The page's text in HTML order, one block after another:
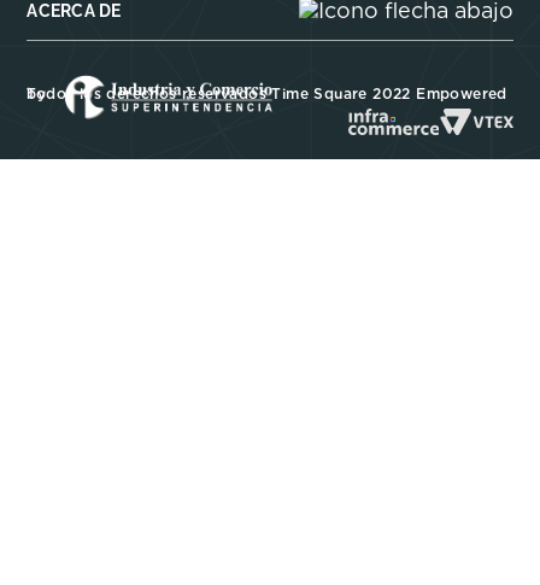
ACERCA DE
Todos los derechos reservados Time Square 2022 Empowered by